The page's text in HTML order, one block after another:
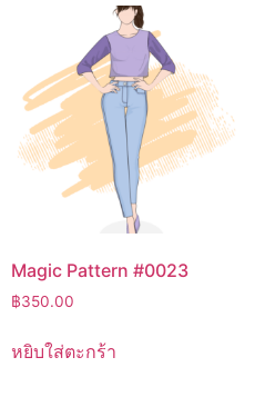
Magic Pattern #0023
฿350.00
หยิบใส่ตะกร้า